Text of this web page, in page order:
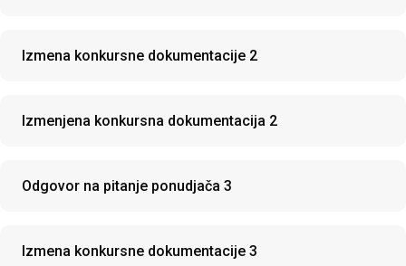
Izmena konkursne dokumentacije 2
Izmenjena konkursna dokumentacija 2
Odgovor na pitanje ponudjača 3
Izmena konkursne dokumentacije 3